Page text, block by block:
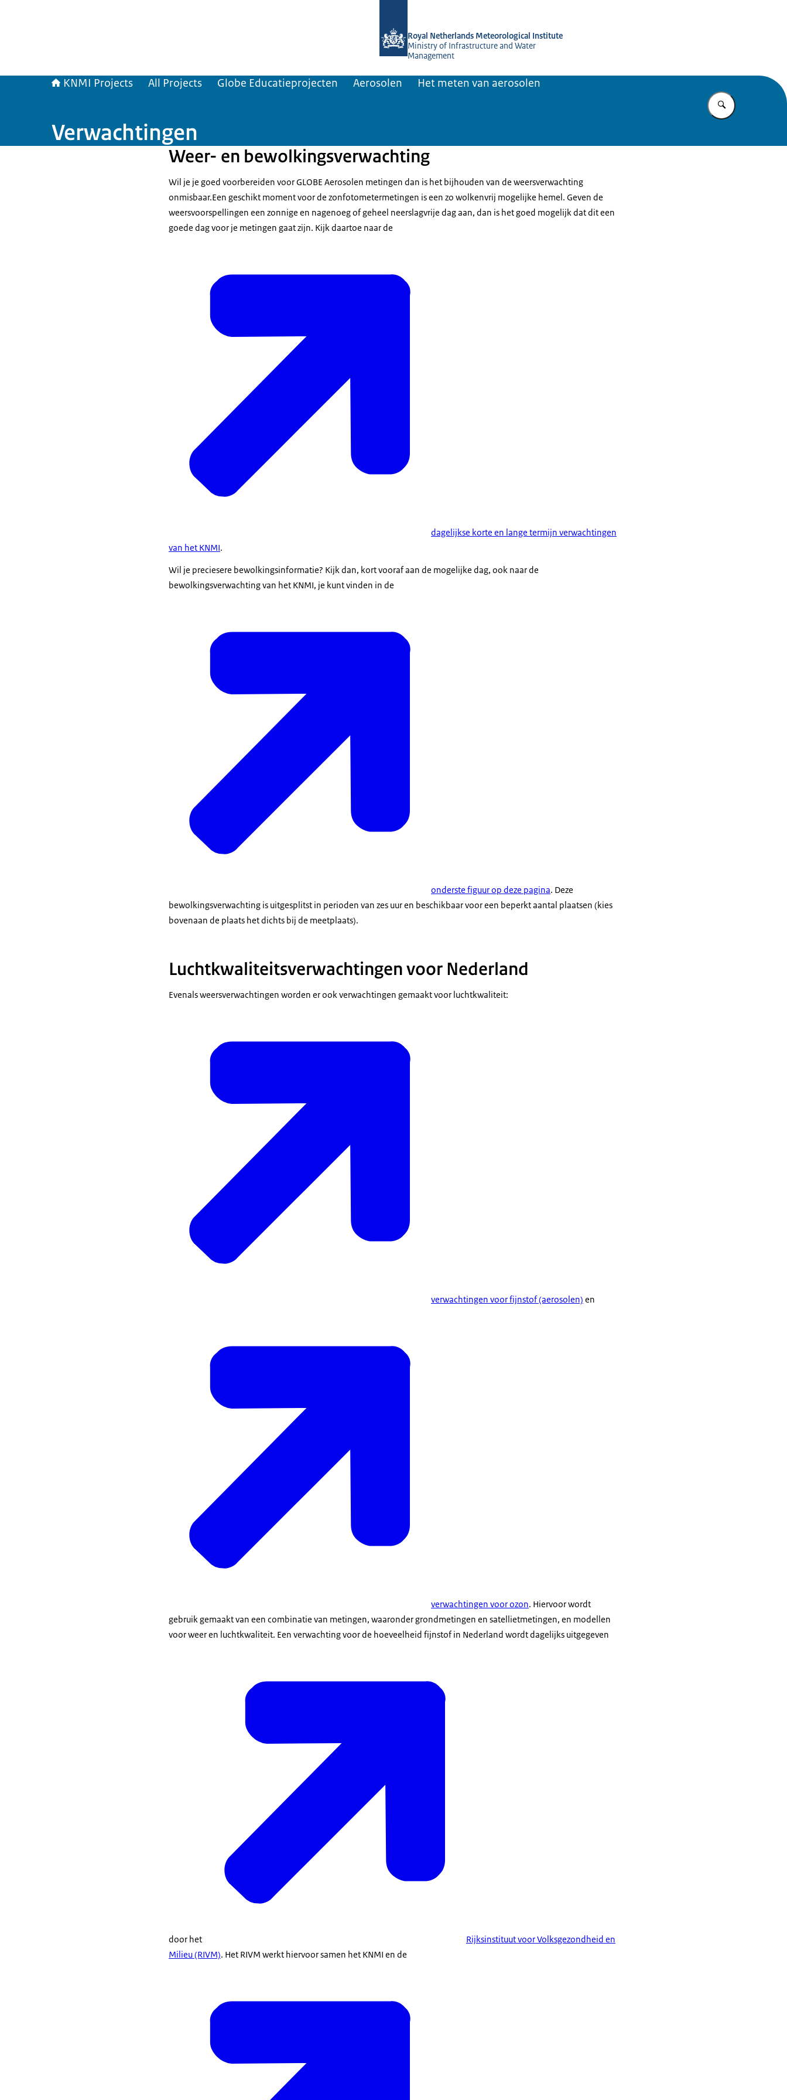
Royal Netherlands Meteorological Institute
Ministry of Infrastructure and Water
Management
KNMI Projects All Projects Globe Educatieprojecten Aerosolen Het meten van aerosolen
Enter what
Verwachtingen
Weer- en bewolkingsverwachting
Wil je je goed voorbereiden voor GLOBE Aerosolen metingen dan is het bijhouden van de weersverwachting
onmisbaar.Een geschikt moment voor de zonfotometermetingen is een zo wolkenvrij mogelijke hemel. Geven de
weersvoorspellingen een zonnige en nagenoeg of geheel neerslagvrije dag aan, dan is het goed mogelijk dat dit een
goede dag voor je metingen gaat zijn. Kijk daartoe naar de
dagelijkse korte en lange termijn verwachtingen
van het KNMI.
Wil je preciesere bewolkingsinformatie? Kijk dan, kort vooraf aan de mogelijke dag, ook naar de
bewolkingsverwachting van het KNMI, je kunt vinden in de
onderste figuur op deze pagina. Deze
bewolkingsverwachting is uitgesplitst in perioden van zes uur en beschikbaar voor een beperkt aantal plaatsen (kies
bovenaan de plaats het dichts bij de meetplaats).
Luchtkwaliteitsverwachtingen voor Nederland
Evenals weersverwachtingen worden er ook verwachtingen gemaakt voor luchtkwaliteit:
verwachtingen voor fijnstof (aerosolen) en
verwachtingen voor ozon. Hiervoor wordt
gebruik gemaakt van een combinatie van metingen, waaronder grondmetingen en satellietmetingen, en modellen
voor weer en luchtkwaliteit. Een verwachting voor de hoeveelheid fijnstof in Nederland wordt dagelijks uitgegeven
door het
Rijksinstituut voor Volksgezondheid en
Milieu (RIVM). Het RIVM werkt hiervoor samen het KNMI en de